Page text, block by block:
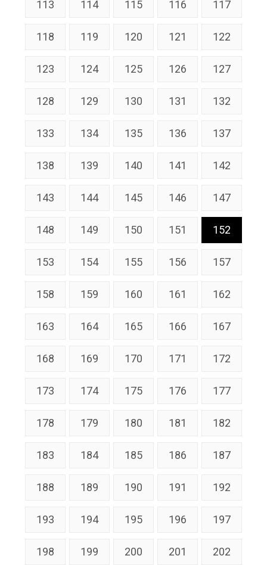
113 114 115 116 117
118 119 120 121 122
123 124 125 126 127
128 129 130 131 132
133 134 135 136 137
138 139 140 141 142
143 144 145 146 147
148 149 150 151 152
153 154 155 156 157
158 159 160 161 162
163 164 165 166 167
168 169 170 171 172
173 174 175 176 177
178 179 180 181 182
183 184 185 186 187
188 189 190 191 192
193 194 195 196 197
198 199 200 201 202